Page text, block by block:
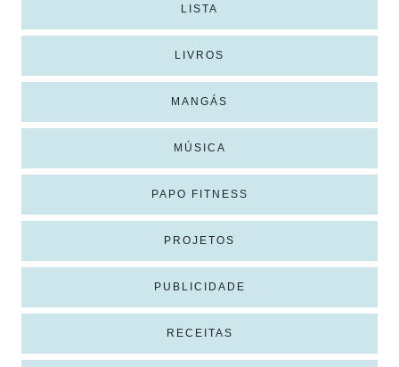
LISTA
LIVROS
MANGÁS
MÚSICA
PAPO FITNESS
PROJETOS
PUBLICIDADE
RECEITAS